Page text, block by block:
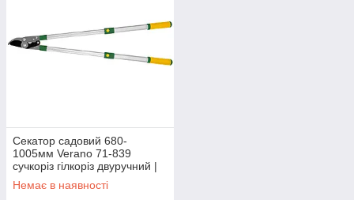
Секатор садовий 680-
1005мм Verano 71-839
сучкоріз гілкоріз двуручний |
зріз косий 45мм для дерев
винограда кущів гілок квітів
Немає в наявності